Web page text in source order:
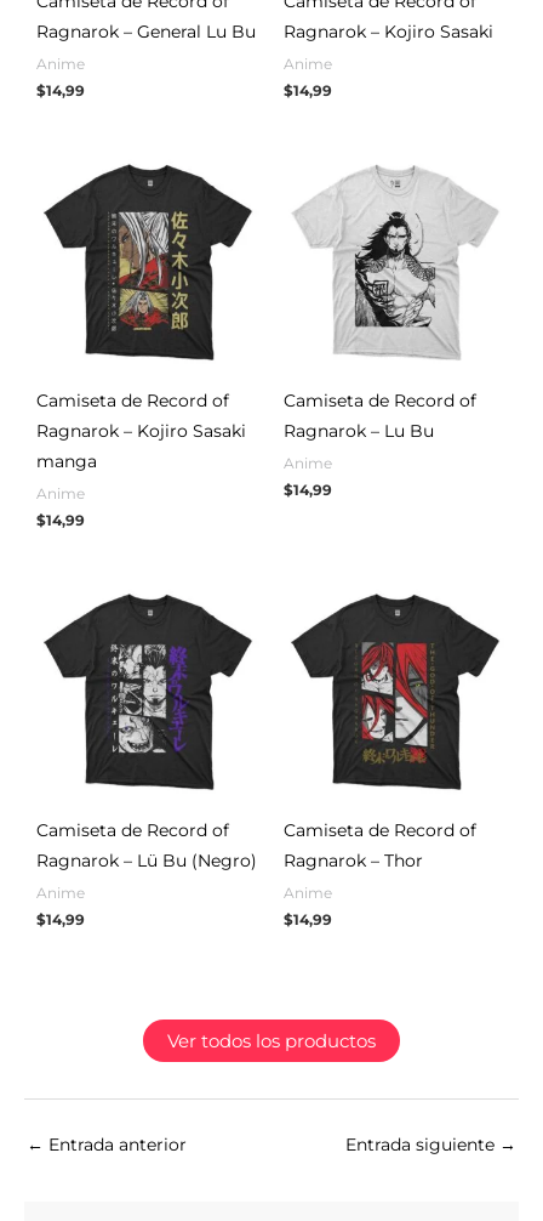
Ragnarok – General Lu Bu
Anime
$14,99
Ragnarok – Kojiro Sasaki
Anime
$14,99
Camiseta de Record of
Ragnarok – Kojiro Sasaki
manga
Anime
$14,99
Camiseta de Record of
Ragnarok – Lu Bu
Anime
$14,99
Camiseta de Record of
Ragnarok – Lü Bu (Negro)
Anime
$14,99
Camiseta de Record of
Ragnarok – Thor
Anime
$14,99
Ver todos los productos
← Entrada anterior Entrada siguiente →